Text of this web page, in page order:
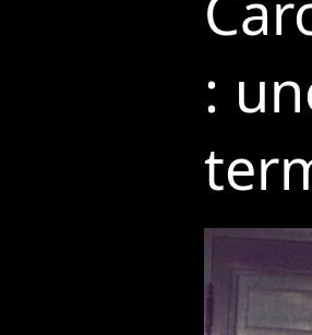
: